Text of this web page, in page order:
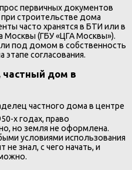
первичных документов
строительстве дома
часто хранятся в БТИ или в
Москвы (ГБУ «ЦГА Москвы»).
под домом в собственность
согласования.
частный дом в
частного дома в центре
х годах, право
но земля не оформлена.
условиями использования
не знал, с чего начать, и